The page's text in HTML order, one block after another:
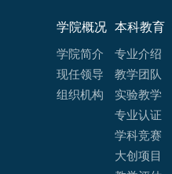
学院概况
学院简介
现任领导
组织机构
本科教育
专业介绍
教学团队
实验教学
专业认证
学科竞赛
大创项目